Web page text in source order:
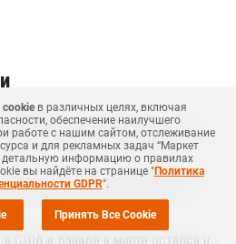
Инфраструктура переработки полистирола расширяется в Северной Америке
на мировом рынке
в различных целях, включая
обеспечение наилучшего
работе с нашим сайтом, отслеживание
и для рекламных задач “Маркет
детальную информацию о правилах
вы найдёте на странице "Политика
GDPR".
Принять Все Cookie